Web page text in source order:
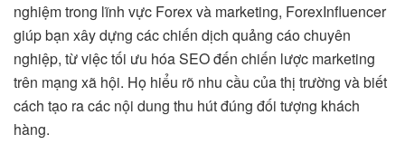
nghiệm trong lĩnh vực Forex và marketing, ForexInfluencer
giúp bạn xây dựng các chiến dịch quảng cáo chuyên
nghiệp, từ việc tối ưu hóa SEO đến chiến lược marketing
trên mạng xã hội. Họ hiểu rõ nhu cầu của thị trường và biết
cách tạo ra các nội dung thu hút đúng đối tượng khách
hàng.